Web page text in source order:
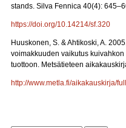
stands. Silva Fennica 40(4):
https://doi.org/10.14214/sf.320
Huuskonen, S. & Ahtikoski, A.
voimakkuuden vaikutus
tuottoon. Metsätieteen
http://www.metla.fi/aikakauskirja/